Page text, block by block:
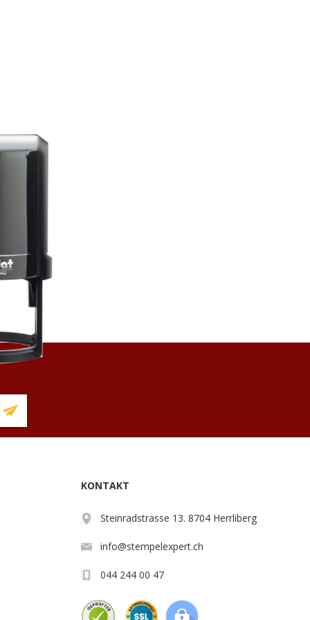
KONTAKT
Steinradstrasse 13. 8704 Herrliberg
info@stempelexpert.ch
044 244 00 47